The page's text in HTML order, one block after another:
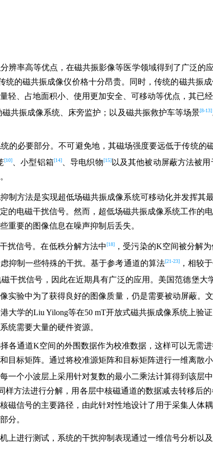
辨率高等优点，在磁共振影像等医学领域得到了广泛的
统的磁共振成像仪价格十分昂贵。同时，传统的磁共振
轻、占地面积小、使用更加安全、可移动等优点，其已
共振成像系统、床旁监护；以及磁共振救护车等场景[8-13]
的必要部分。不可避免地，其磁场强度要远低于传统
[10]、小型铝箱[14]、导电织物[15]以及其他被动屏蔽方法被
制方法是实现超低场磁共振成像系统可移动化并发挥其
的电磁干扰信号。然而，超低场磁共振成像系统工作的
重要的图像信息在噪声抑制后丢失。
扰信号。在低秩分解方法中[18]
，受污染的K空间被分解
抑制一些特殊的干扰。基于参考通道的算法[21-23]，相较
干扰信号，因此在近期具有广泛的应用。美国范德堡
实验中为了获得良好的图像质量，仍是需要被动屏蔽。
大学的Liu Yilong等在50 mT开放式磁共振成像系统上验
统需要大量的硬件资源。
各通道K空间的外围数据作为校准数据，这样可以无需
目标矩阵。通过将校准源矩阵和目标矩阵进行一维离散
一个小波层上采用针对复数的最小二乘法计算得到该层
方法进行分解，用各层中核磁通道的数据减去转移后
磁信号的主要路径，由此针对性地设计了用于采集人体
分。
上进行测试，系统的干扰抑制表现通过一维信号分析以